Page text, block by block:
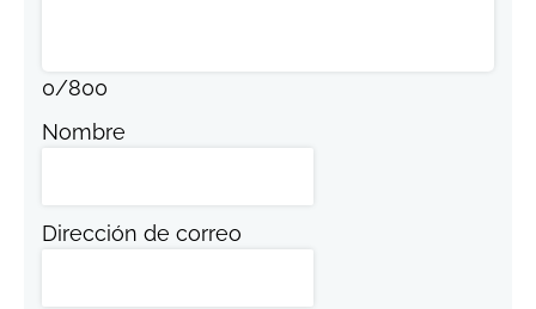
0/800
Nombre
Dirección de correo